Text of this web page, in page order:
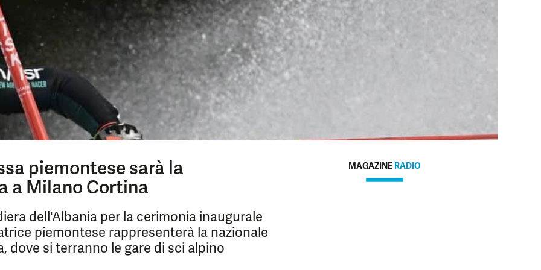
piemontese sarà la
a Milano Cortina
dell'Albania per la cerimonia inaugurale
piemontese rappresenterà la nazionale
dove si terranno le gare di sci alpino
MAGAZINE RADIO